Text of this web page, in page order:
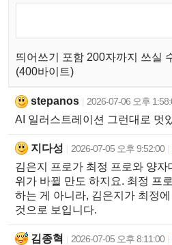
띄어쓰기 포함 200자까지 쓰실
(400바이트)
stepanos 2026-07-06 오후
AI 일러스트레이션 그런대로 멋
지다성 2026-07-05 오후 9:52:00
김은지 프로가 최정 프로와 양
위가 바뀔 만도 하지요. 최정 프
하는 게 아니라, 김은지가 최정
것으로 보입니다.
김종혁 2026-07-05 오후 8:11:00